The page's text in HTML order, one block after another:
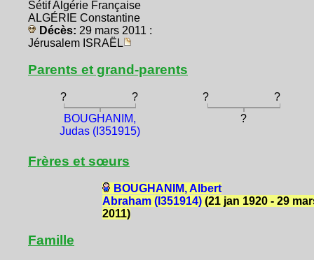
Sétif Algérie Française
ALGÉRIE Constantine
Décès: 29 mars 2011 :
Jérusalem ISRAËL
Parents et grand-parents
? ? ?
?
BOUGHANIM,
Judas (I351915)
?
Frères et sœurs
BOUGHANIM, Albert
Abraham (I351914)(21 jan 1920 - 29
2011)
Famille